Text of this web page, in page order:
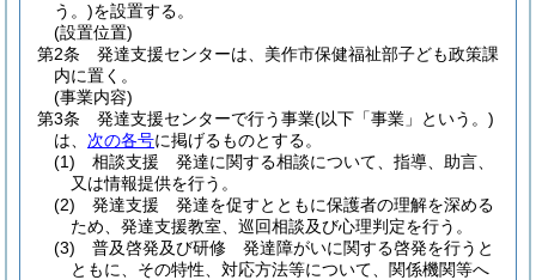
う。)を設置する。
(設置位置)
第2条
発達支援センターは、美作市保健福祉部子ども政策課
内に置く。
(事業内容)
第3条
発達支援センターで行う事業(以下「事業」という。)
は、 次の各号に掲げるものとする。
(1)
相談支援 発達に関する相談について、指導、助言、
又は情報提供を行う。
(2)
発達支援 発達を促すとともに保護者の理解を深める
ため、発達支援教室、巡回相談及び心理判定を行う。
(3)
普及啓発及び研修 発達障がいに関する啓発を行うと
ともに、その特性、対応方法等について、関係機関等へ